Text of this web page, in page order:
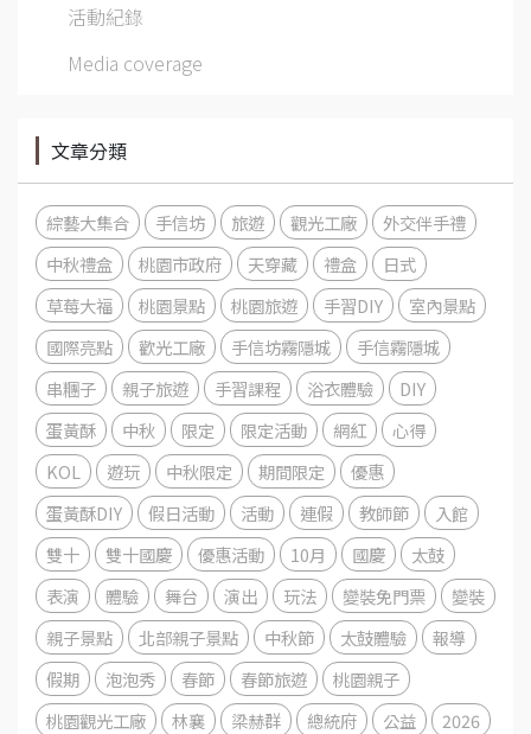
活動紀錄
Media coverage
文章分類
綜藝大集合 手信坊 旅遊 觀光工廠
外交伴手禮
中秋禮盒
桃園市政府 天穿藏 禮盒
日式
草莓大福
桃園景點 桃園旅遊 手習DIY
室內景點
國際亮點
歡光工廠 手信坊霧隱城
手信霧隱城
串糰子
親子旅遊 手習課程 浴衣體驗
DIY
蛋黃酥
中秋 限定 限定活動 網紅
心得
KOL
遊玩 中秋限定 期間限定
優惠
蛋黃酥DIY
假日活動 活動 連假 教師節
入館
雙十
雙十國慶 優惠活動 10月 國慶
太鼓
表演
體驗 舞台 演出 玩法 變裝免門票
變裝
親子景點
北部親子景點 中秋節 太鼓體驗
報導
假期
泡泡秀 春節 春節旅遊
桃園親子
桃園觀光工廠
林襄 梁赫群 總統府 公益
2026